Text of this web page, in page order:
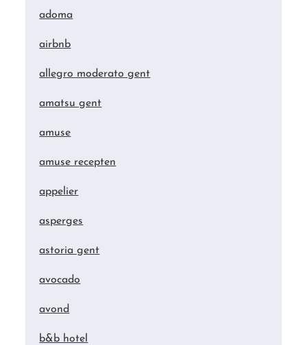
adoma
airbnb
allegro moderato gent
amatsu gent
amuse
amuse recepten
appelier
asperges
astoria gent
avocado
avond
b&b hotel